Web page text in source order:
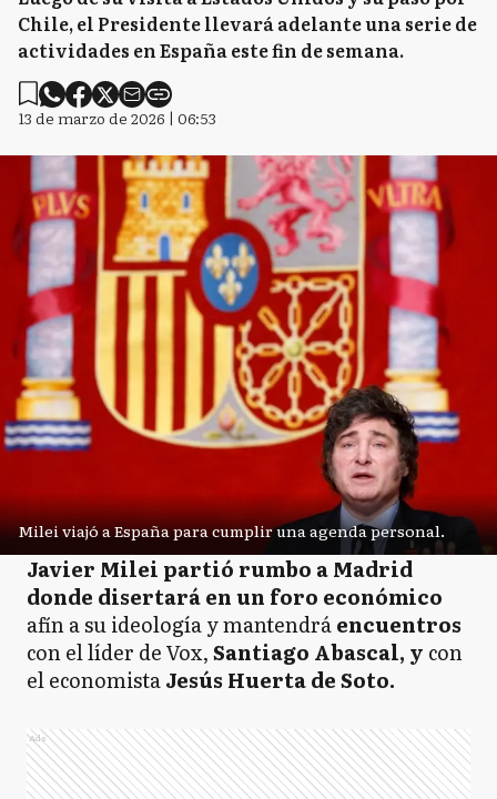
Chile, el Presidente llevará adelante una serie de
actividades en España este fin de semana.
13 de marzo de 2026 | 06:53
Milei viajó a España para cumplir una agenda personal.
Javier Milei partió rumbo a Madrid
donde disertará en un foro económico
afín a su ideología y mantendráencuentros
con el líder de Vox,Santiago Abascal, y con
el economistaJesús Huerta de Soto.
Ads